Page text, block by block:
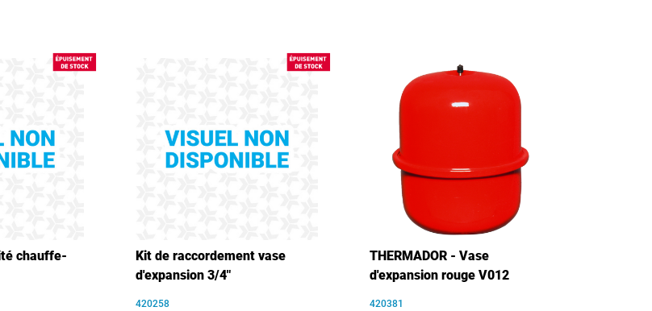
chauffe-
Kit de raccordement vase
d'expansion 3/4"
420258
THERMADOR - Vase
d'expansion rouge V012
420381